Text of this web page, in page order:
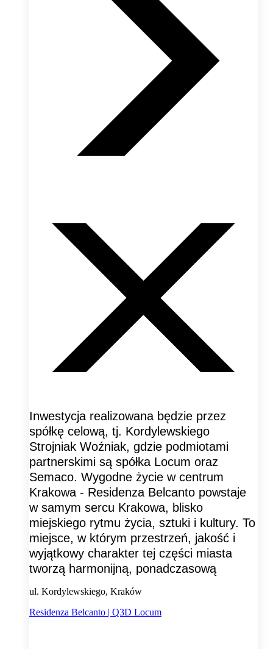
Inwestycja realizowana będzie przez
spółkę celową, tj. Kordylewskiego
Strojniak Woźniak, gdzie podmiotami
partnerskimi są spółka Locum oraz
Semaco. Wygodne życie w centrum
Krakowa - Residenza Belcanto powstaje
w samym sercu Krakowa, blisko
miejskiego rytmu życia, sztuki i kultury. To
miejsce, w którym przestrzeń, jakość i
wyjątkowy charakter tej części miasta
tworzą harmonijną, ponadczasową
ul. Kordylewskiego, Kraków
Residenza Belcanto | Q3D Locum